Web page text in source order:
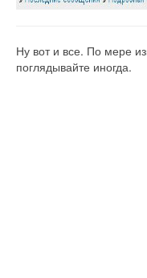
Ну вот и все. По мере
поглядывайте иногда.